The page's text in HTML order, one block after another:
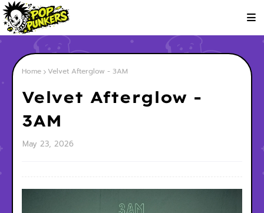
Home Velvet Afterglow - 3AM
Velvet Afterglow -
3AM
May 23, 2026